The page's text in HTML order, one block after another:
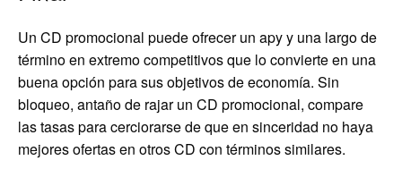
Un CD promocional puede ofrecer un apy y una largo de
término en extremo competitivos que lo convierte en una
buena opción para sus objetivos de economía. Sin
bloqueo, antaño de rajar un CD promocional, compare
las tasas para cerciorarse de que en sinceridad no haya
mejores ofertas en otros CD con términos similares.